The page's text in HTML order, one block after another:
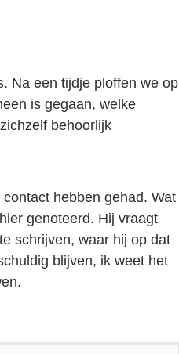
Na een tijdje ploffen we op
is gegaan, welke
behoorlijk
hebben gehad. Wat
genoteerd. Hij vraagt
schrijven, waar hij op dat
blijven, ik weet het